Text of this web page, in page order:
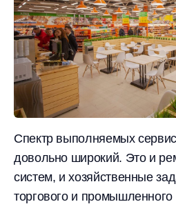
Спектр выполняемых
довольно широкий. Это и
систем, и хозяйственные
торгового и